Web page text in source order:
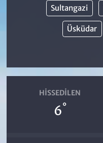
Sultangazi
Üsküdar
HISSEDILEN
6°